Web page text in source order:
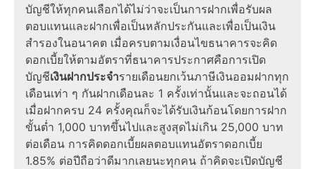
บัญชีให้ทุกคนเลือกได้ไม่ว่าจะเป็นการฝากเพื่อรับผล
ตอบแทนและฝากเพื่อเป็นหลักประกันและเพื่อเป็นเงิน
สำรองในอนาคต เมื่อครบตามเงื่อนไขธนาคารจะคิด
ดอกเบี้ยให้ตามอัตราที่ธนาคารประกาศคือการเปิด
บัญชีเงินฝากประจำรายเดือนยกเว้นภาษีเงินออมฝากทุก
เดือนเท่า ๆ กันฝากเดือนละ 1 ครั้งเท่านั้นและจะถอนได้
เมื่อฝากครบ 24 ครั้งคุณก็จะได้รับเงินก้อนโดยการฝาก
ขั้นต่ำ 1,000 บาทขึ้นไปและสูงสุดไม่เกิน 25,000 บาท
ต่อเดือน การคิดดอกเบี้ยผลตอบแทนอัตราดอกเบี้ย
1.85% ต่อปีถือว่าดีมากเลยนะทุกคน ถ้าคิดจะเปิดบัญชี